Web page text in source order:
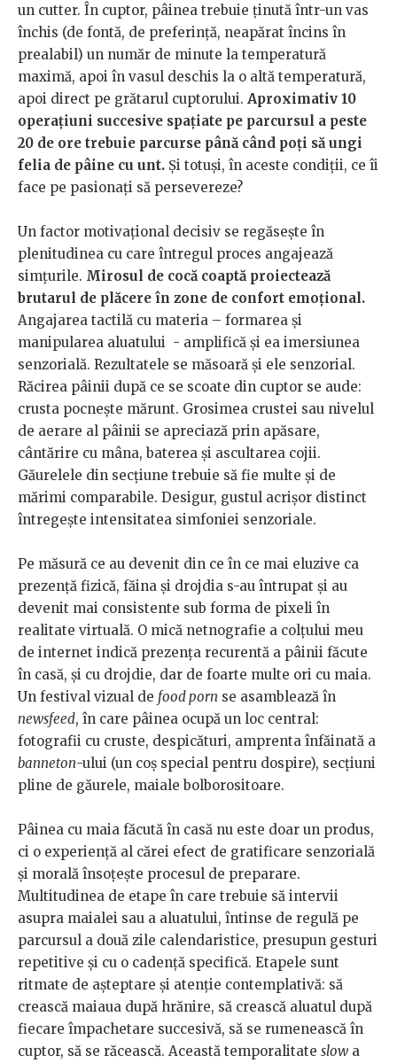
un cutter. În cuptor, pâinea trebuie ținută într-un vas
închis (de fontă, de preferință, neapărat încins în
prealabil) un număr de minute la temperatură
maximă, apoi în vasul deschis la o altă temperatură,
apoi direct pe grătarul cuptorului. Aproximativ 10
operațiuni succesive spațiate pe parcursul a peste
20 de ore trebuie parcurse până când poți să ungi
felia de pâine cu unt. Și totuși, în aceste condiții, ce îi
face pe pasionați să persevereze?
Un factor motivațional decisiv se regăsește în
plenitudinea cu care întregul proces angajează
simțurile. Mirosul de cocă coaptă proiectează
brutarul de plăcere în zone de confort emoțional.
Angajarea tactilă cu materia – formarea și
manipularea aluatului - amplifică și ea imersiunea
senzorială. Rezultatele se măsoară și ele senzorial.
Răcirea pâinii după ce se scoate din cuptor se aude:
crusta pocnește mărunt. Grosimea crustei sau nivelul
de aerare al pâinii se apreciază prin apăsare,
cântărire cu mâna, baterea și ascultarea cojii.
Găurelele din secțiune trebuie să fie multe și de
mărimi comparabile. Desigur, gustul acrișor distinct
întregește intensitatea simfoniei senzoriale.
Pe măsură ce au devenit din ce în ce mai eluzive ca
prezență fizică, făina și drojdia s-au întrupat și au
devenit mai consistente sub forma de pixeli în
realitate virtuală. O mică netnografie a colțului meu
de internet indică prezența recurentă a pâinii făcute
în casă, și cu drojdie, dar de foarte multe ori cu maia.
Un festival vizual de food porn se asamblează în
newsfeed, în care pâinea ocupă un loc central:
fotografii cu cruste, despicături, amprenta înfăinată a
banneton-ului (un coș special pentru dospire), secțiuni
pline de găurele, maiale bolborositoare.
Pâinea cu maia făcută în casă nu este doar un produs,
ci o experiență al cărei efect de gratificare senzorială
și morală însoțește procesul de preparare.
Multitudinea de etape în care trebuie să intervii
asupra maialei sau a aluatului, întinse de regulă pe
parcursul a două zile calendaristice, presupun gesturi
repetitive și cu o cadență specifică. Etapele sunt
ritmate de așteptare și atenție contemplativă: să
crească maiaua după hrănire, să crească aluatul după
fiecare împachetare succesivă, să se rumenească în
cuptor, să se răcească. Această temporalitate slow a